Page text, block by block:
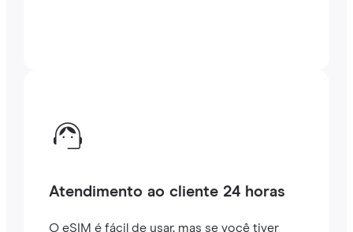
Atendimento ao cliente 24 horas
O eSIM é fácil de usar, mas se você tiver